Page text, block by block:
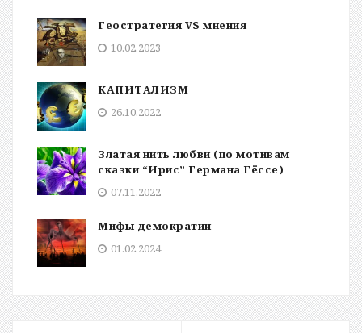
Геостратегия VS мнения
10.02.2023
КАПИТАЛИЗМ
26.10.2022
Златая нить любви (по мотивам
сказки “Ирис” Германа Гёссе)
07.11.2022
Мифы демократии
01.02.2024